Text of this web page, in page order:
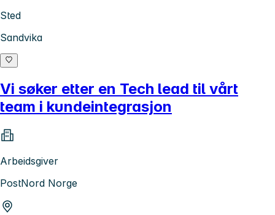
Sted
Sandvika
Vi søker etter en Tech lead til vårt
team i kundeintegrasjon
Arbeidsgiver
PostNord Norge